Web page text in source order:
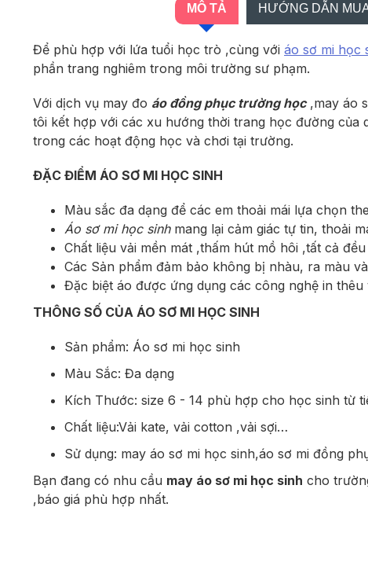
MÔ TẢ HƯỚNG DẪN MUA
Để phù hợp với lứa tuổi học trò ,cùng với áo sơ mi học
phần trang nghiêm trong môi trường sư phạm.
Với dịch vụ may đo áo đồng phục trường học,may áo
tôi kết hợp với các xu hướng thời trang học đường của
trong các hoạt động học và chơi tại trường.
ĐẶC ĐIỂM ÁO SƠ MI HỌC SINH
Màu sắc đa dạng để các em thoải mái lựa chọn
Áo sơ mi học sinhmang lại cảm giác tự tin, thoải
Chất liệu vải mền mát ,thấm hút mồ hôi ,tất cả
Các Sản phẩm đảm bảo không bị nhàu, ra màu
Đặc biệt áo được ứng dụng các công nghệ in
THÔNG SỐ CỦA ÁO SƠ MI HỌC SINH
Sản phẩm: Áo sơ mi học sinh
Màu Sắc: Đa dạng
Kích Thước: size 6 - 14 phù hợp cho học sinh từ
Chất liệu:Vải kate, vải cotton ,vải sợi…
Sử dụng: may áo sơ mi học sinh,áo sơ mi đồng
Bạn đang có nhu cầu may áo sơ mi học sinh cho
,báo giá phù hợp nhất.